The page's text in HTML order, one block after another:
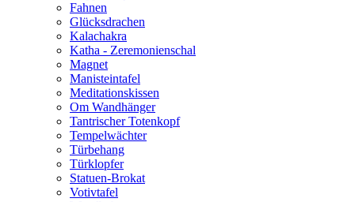
Fahnen
Glücksdrachen
Kalachakra
Katha - Zeremonienschal
Magnet
Manisteintafel
Meditationskissen
Om Wandhänger
Tantrischer Totenkopf
Tempelwächter
Türbehang
Türklopfer
Statuen-Brokat
Votivtafel